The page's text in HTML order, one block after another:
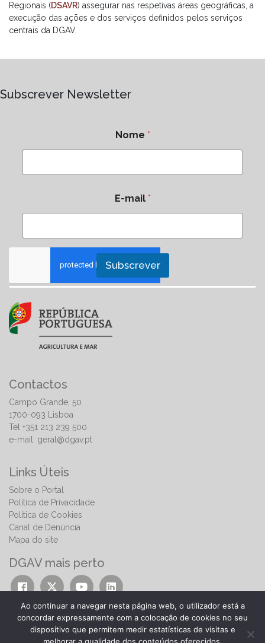
Regionais (DSAVR) assegurar nas respetivas áreas geográficas, a
execução das ações e dos serviços definidos pelos serviços
centrais da DGAV.
Subscrever Newsletter
Nome *
E-mail *
Subscrever
Contactos
Campo Grande, 50
1700-093 Lisboa
Tel +351 213 239 500
e-mail: geral@dgav.pt
Links Úteis
Sobre o Portal
Política de Privacidade
Política de Cookies
Canal de Denúncia
Mapa do site
DGAV mais perto
Ao continuar a navegar nesta página web, o utilizador está a
concordar expressamente com a colocação de cookies no seu
dispositivo que permitem medir estatísticas de visitas e